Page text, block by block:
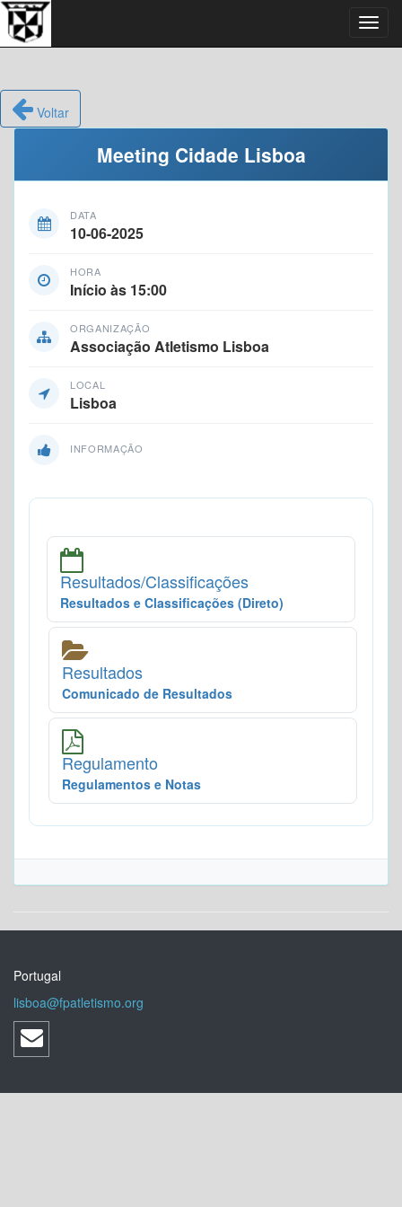
Voltar
Meeting Cidade Lisboa
DATA
10-06-2025
HORA
Início às 15:00
ORGANIZAÇÃO
Associação Atletismo Lisboa
LOCAL
Lisboa
INFORMAÇÃO
Resultados/Classificações
Resultados e Classificações (Direto)
Resultados
Comunicado de Resultados
Regulamento
Regulamentos e Notas
Portugal
lisboa@fpatletismo.org